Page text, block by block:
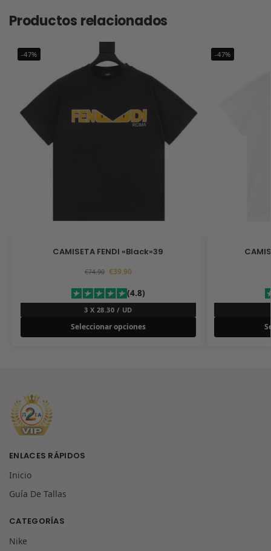
Productos relacionados
-47%
CAMISETA FENDI «Black»39
€74.90 €39.90
(4.8)
3 X 28.30 / UD
Seleccionar opciones
-47%
ENLACES RÁPIDOS
Inicio
Guía De Tallas
CATEGORÍAS
Nike